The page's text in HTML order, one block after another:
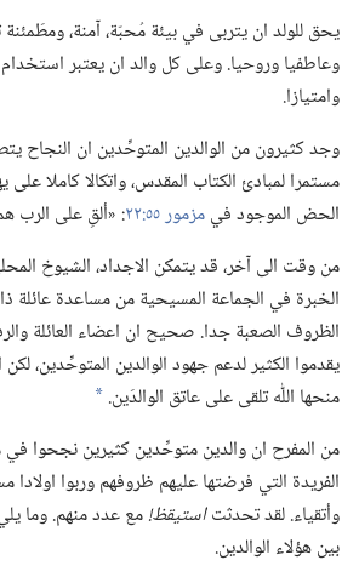
يحق للولد ان يتربى في بيئة مُحبّة،‏ آمنة،‏
وعاطفيا وروحيا.‏ وعلى كل والد ان يعتبر استخدام
وامتيازا.‏
وجد كثيرون من الوالدين المتوحِّدين ان النجاح
مستمرا لمبادئ الكتاب المقدس،‏ واتكالا كاملا
الحض الموجود فيمزمور ٥٥:‏٢٢
‏:‏ «ألقِ على الرب
من وقت الى آخر،‏ قد يتمكن الاجداد،‏ الشيوخ
الخبرة في الجماعة المسيحية من مساعدة عائلة
الظروف الصعبة جدا.‏ صحيح ان اعضاء العائلة
يقدموا الكثير لدعم جهود الوالدين المتوحِّدين،‏
منحها اللّٰه تلقى على عاتق الوالدَين.‏ *
من المفرح ان والدين متوحِّدين كثيرين نجحوا في
الفريدة التي فرضتها عليهم ظروفهم وربوا
وأتقياء.‏ لقد تحدثتاستيقظ!‏مع عدد منهم.‏ وما
بين هؤلاء الوالدين.‏